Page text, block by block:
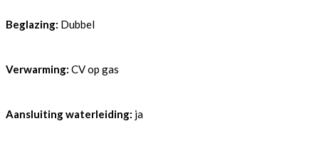
Beglazing: Dubbel
Verwarming: CV op gas
Aansluiting waterleiding: ja